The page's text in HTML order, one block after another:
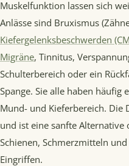
Muskelfunktion lassen sich
Anlässe sind Bruxismus
Kiefergelenksbeschwerden
Migräne, Tinnitus,
Schulterbereich oder ein
Spange. Sie alle haben häufig
Mund- und Kieferbereich. Die
und ist eine sanfte Alternative
Schienen, Schmerzmitteln
Eingriffen.